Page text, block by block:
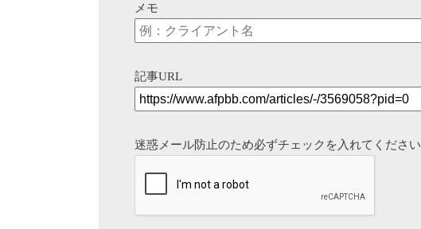
メモ
記事URL
迷惑メール防止のため必ずチェックを入れてください